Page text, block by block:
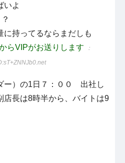
いよ
に持ってるならまだしも
らVIPがお送りします ：
ー）の1日７：００ 出社し
店長は8時半から、バイトは9